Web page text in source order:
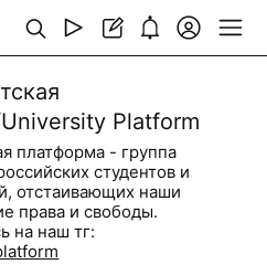
Platform
платформа - группа
студентов и
отстаивающих наши
права и свободы.
на наш тг: